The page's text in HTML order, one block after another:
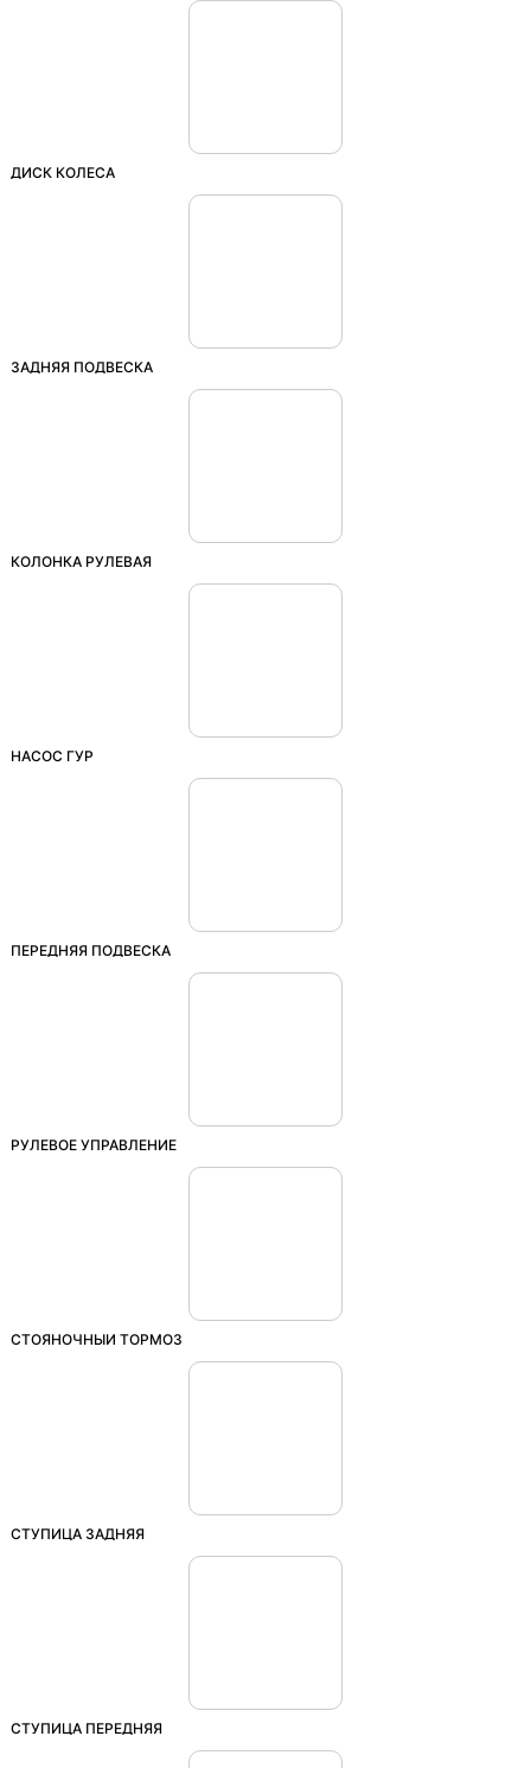
ДИСК КОЛЕСА
ЗАДНЯЯ ПОДВЕСКА
КОЛОНКА РУЛЕВАЯ
НАСОС ГУР
ПЕРЕДНЯЯ ПОДВЕСКА
РУЛЕВОЕ УПРАВЛЕНИЕ
СТОЯНОЧНЫЙ ТОРМОЗ
СТУПИЦА ЗАДНЯЯ
СТУПИЦА ПЕРЕДНЯЯ